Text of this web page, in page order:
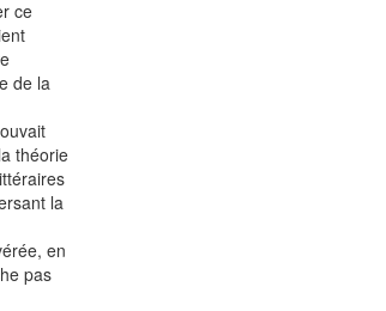
ce
de la
théorie
la
en
pas